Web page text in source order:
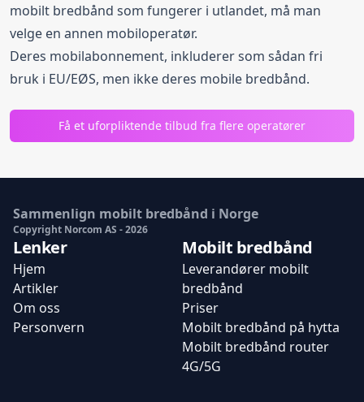
mobilt bredbånd som fungerer i utlandet, må man
velge en annen mobiloperatør.
Deres mobilabonnement, inkluderer som sådan fri
bruk i EU/EØS, men ikke deres mobile bredbånd.
Få et uforpliktende tilbud fra flere operatører
Sammenlign mobilt bredbånd i Norge
Copyright Norcom AS -2026
Lenker
Hjem
Artikler
Om oss
Personvern
Mobilt bredbånd
Leverandører mobilt
bredbånd
Priser
Mobilt bredbånd på hytta
Mobilt bredbånd router
4G/5G